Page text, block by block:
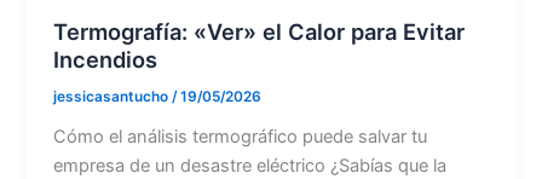
Termografía: «Ver» el Calor para Evitar
Incendios
jessicasantucho/19/05/2026
Cómo el análisis termográfico puede salvar tu
empresa de un desastre eléctrico ¿Sabías que la